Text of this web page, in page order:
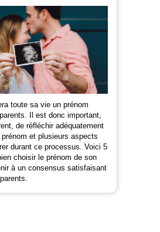
toute sa vie un prénom
Il est donc important,
de réfléchir adéquatement
et plusieurs aspects
durant ce processus. Voici 5
choisir le prénom de son
à un consensus satisfaisant